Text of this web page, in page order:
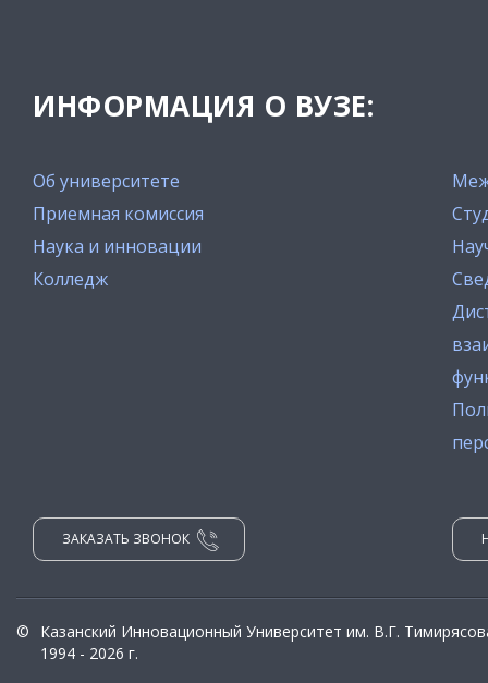
ИНФОРМАЦИЯ О ВУЗЕ:
Об университете
Приемная комиссия
Наука и инновации
Колледж
ЗАКАЗАТЬ ЗВОНОК
©
Казанский Инновационный Университет им. В.Г.
1994 - 2026 г.